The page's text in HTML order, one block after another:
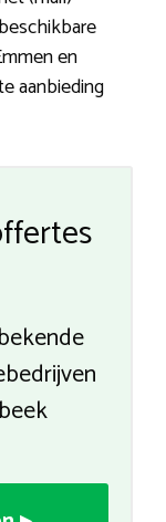
en
aanbieding